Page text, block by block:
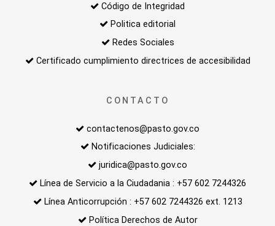
Código de Integridad
Politica editorial
Redes Sociales
Certificado cumplimiento directrices de accesibilidad
CONTACTO
contactenos@pasto.gov.co
Notificaciones Judiciales:
juridica@pasto.gov.co
Línea de Servicio a la Ciudadania : +57 602 7244326
Línea Anticorrupción : +57 602 7244326 ext. 1213
Política Derechos de Autor